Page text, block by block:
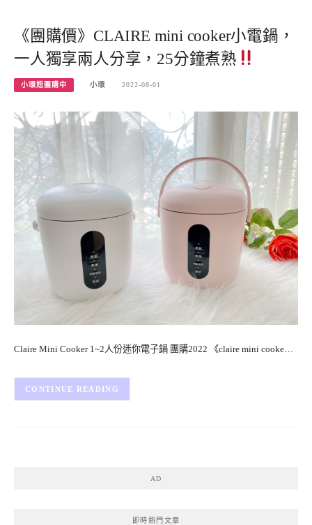
《團購價》CLAIRE mini cooker小電鍋，
一人獨享兩人分享，25分鐘煮熟
小環妞團購中 小環 2022-08-01
Claire Mini Cooker 1~2人份迷你電子鍋 團購2022 《claire mini cooke…
CONTINUE READING
AD
即時熱門文章